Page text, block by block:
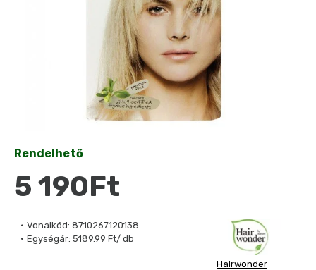
Vonalkód: 8710267120138
Egységár: 5189.99 Ft/ db
Hairwonder
Rendelhető
5 190Ft